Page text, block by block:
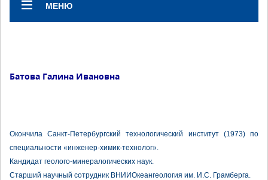
МЕНЮ
Батова Галина Ивановна
Окончила Санкт-Петербургский технологический институт (1973) по
специальности «инженер-химик-технолог».
Кандидат геолого-минералогических наук.
Старший научный сотрудник ВНИИОкеангеология им. И.С. Грамберга.